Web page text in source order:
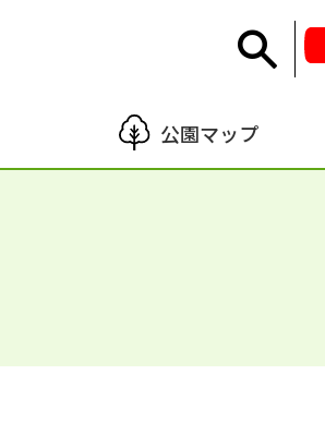
公園マップ